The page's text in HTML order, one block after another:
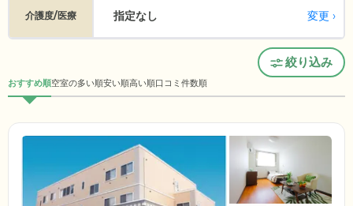
介護度/医療 指定なし 変更
絞り込み
おすすめ順空室の多い順安い順高い順口コミ件数順